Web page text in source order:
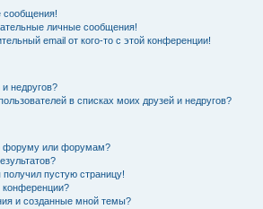
сообщения!
личные сообщения!
email от кого-то с этой конференции!
недругов?
в списках моих друзей и недругов?
форуму или форумам?
получил пустую страницу!
конференции?
и созданные мной темы?